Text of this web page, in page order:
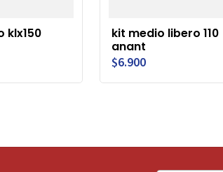
klx150
kit medio libero 110
anant
$6.900